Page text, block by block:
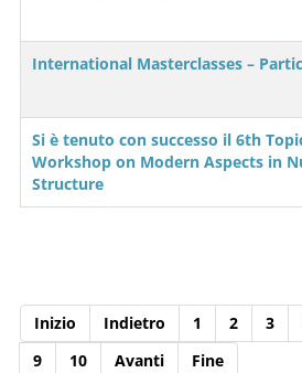
International Masterclasses –
Si è tenuto con successo il 6th
Workshop on Modern Aspects in
Structure
Inizio Indietro 1 2 3
9
10 Avanti Fine